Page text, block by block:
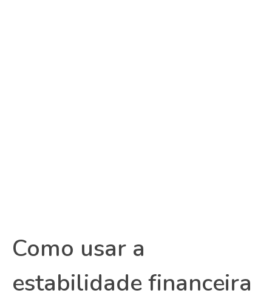
Como usar a
estabilidade financeira